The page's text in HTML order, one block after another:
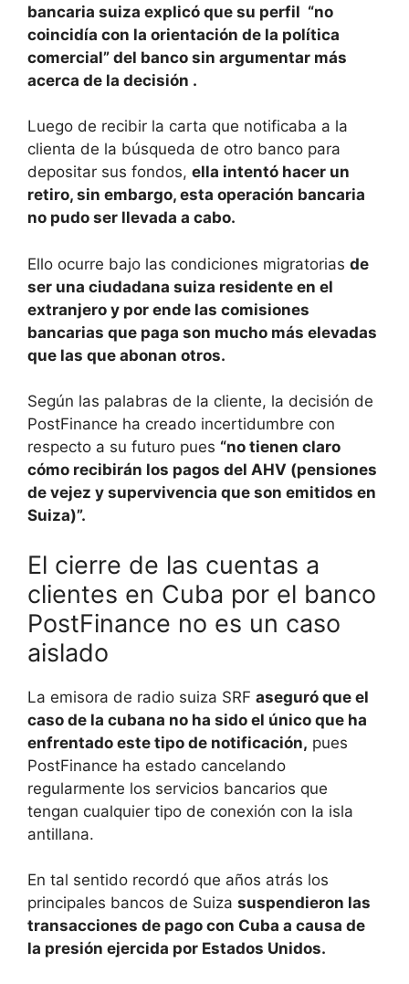
bancaria suiza explicó que su perfil “no
coincidía con la orientación de la política
comercial” del banco sin argumentar más
acerca de la decisión .
Luego de recibir la carta que notificaba a la
clienta de la búsqueda de otro banco para
depositar sus fondos, ella intentó hacer un
retiro, sin embargo, esta operación bancaria
no pudo ser llevada a cabo.
Ello ocurre bajo las condiciones migratorias de
ser una ciudadana suiza residente en el
extranjero y por ende las comisiones
bancarias que paga son mucho más elevadas
que las que abonan otros.
Según las palabras de la cliente, la decisión de
PostFinance ha creado incertidumbre con
respecto a su futuro pues “no tienen claro
cómo recibirán los pagos del AHV (pensiones
de vejez y supervivencia que son emitidos en
Suiza)”.
El cierre de las cuentas a
clientes en Cuba por el banco
PostFinance no es un caso
aislado
La emisora de radio suiza SRF aseguró que el
caso de la cubana no ha sido el único que ha
enfrentado este tipo de notificación, pues
PostFinance ha estado cancelando
regularmente los servicios bancarios que
tengan cualquier tipo de conexión con la isla
antillana.
En tal sentido recordó que años atrás los
principales bancos de Suiza suspendieron las
transacciones de pago con Cuba a causa de
la presión ejercida por Estados Unidos.